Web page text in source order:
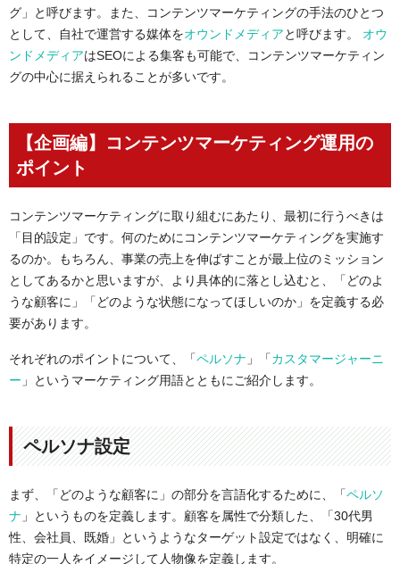
グ」と呼びます。また、コンテンツマーケティングの手法のひとつ
として、自社で運営する媒体をオウンドメディアと呼びます。
オウ
ンドメディアはSEOによる集客も可能で、コンテンツマーケティン
グの中心に据えられることが多いです。
【企画編】コンテンツマーケティング運用の
ポイント
コンテンツマーケティングに取り組むにあたり、最初に行うべきは
「目的設定」です。何のためにコンテンツマーケティングを実施す
るのか。もちろん、事業の売上を伸ばすことが最上位のミッション
としてあるかと思いますが、より具体的に落とし込むと、
「どのよ
うな顧客に」「どのような状態になってほしいのか」 を定義する必
要があります。
それぞれのポイントについて、「ペルソナ 」「カスタマージャーニ
ー 」というマーケティング用語とともにご紹介します。
ペルソナ設定
まず、「どのような顧客に」の部分を言語化するために、「ペルソ
ナ 」というものを定義します。顧客を属性で分類した、「30代男
性、会社員、既婚」というようなターゲット設定ではなく、明確に
特定の一人をイメージして人物像を定義します。